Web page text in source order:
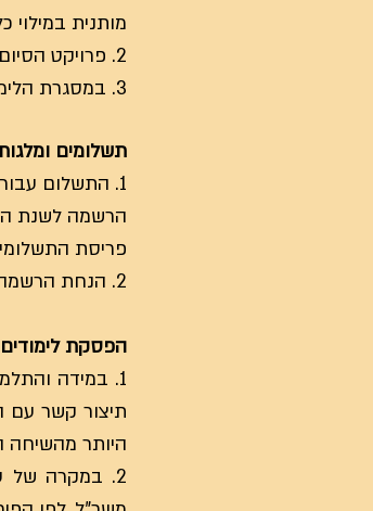
מותנית במילוי
2. פרויקט הסיום בשנה ד' יבחר על ידי התלמיד ובאישור הנהלת בית הספר.
3. במסגרת הלימודים יערכו ערבי סיכום בכל סוף שנת לימודים, ההשתתפות בערבים אלו היא חלק ממחויבות התלמיד.
תשלומים
1. התשלום עבור שנת לימודים הוא הינו ____________ ₪ .
הרשמה לשנת
פריסת
2. הנחת הרשמה מוקדמת תוענק לתלמידים. גובה ההנחה ייקבע בכל שנה מחדש ולכל קבוצה בנפרד.
הפסקת לימודים
1. במידה
תיצור קשר עם
היותר מהשיחה
2. במקרה של